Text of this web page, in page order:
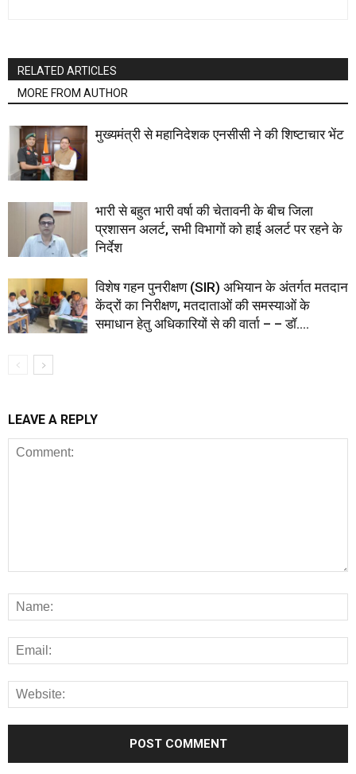
RELATED ARTICLES
MORE FROM AUTHOR
मुख्यमंत्री से महानिदेशक एनसीसी ने की शिष्टाचार भेंट
भारी से बहुत भारी वर्षा की चेतावनी के बीच जिला
प्रशासन अलर्ट, सभी विभागों को हाई अलर्ट पर रहने के
निर्देश
विशेष गहन पुनरीक्षण (SIR) अभियान के अंतर्गत मतदान
केंद्रों का निरीक्षण, मतदाताओं की समस्याओं के
समाधान हेतु अधिकारियों से की वार्ता – – डॉ....
LEAVE A REPLY